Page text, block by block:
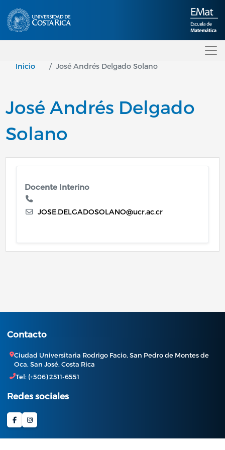
Inicio José Andrés Delgado Solano
José Andrés Delgado
Solano
Docente Interino
JOSE.DELGADOSOLANO@ucr.ac.cr
Contacto
Ciudad Universitaria Rodrigo Facio, San Pedro de Montes de
Oca, San José, Costa Rica
Tel: (+506) 2511-6551
Redes sociales